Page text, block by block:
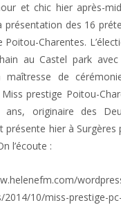
et chic hier après-
présentation des 16
Poitou-Charentes.
au Castel park
de
prestige Poitou-
ans, originaire des
présente hier à Surgères
l’écoute :
10/miss-prestige-